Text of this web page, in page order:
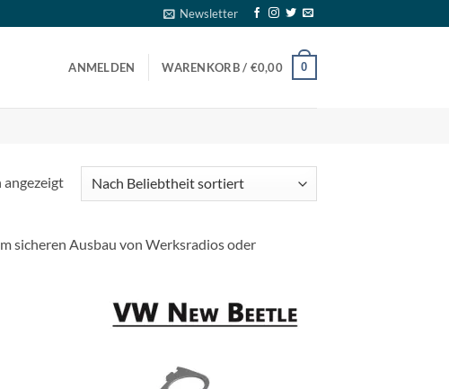
Newsletter
ANMELDEN WARENKORB / €0,00 0
angezeigtNach
Beliebtheit
sicheren Ausbau von Werksradios oder